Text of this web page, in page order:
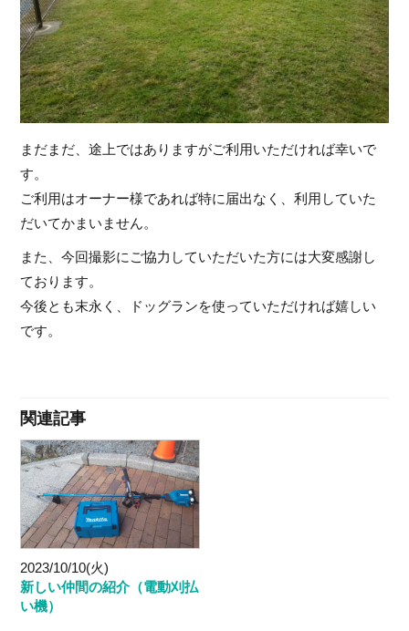
まだまだ、途上ではありますがご利用いただければ幸いで
す。
ご利用はオーナー様であれば特に届出なく、利用していた
だいてかまいません。
また、今回撮影にご協力していただいた方には大変感謝し
ております。
今後とも末永く、ドッグランを使っていただければ嬉しい
です。
関連記事
2023/10/10(火)
新しい仲間の紹介（電動刈払
い機）